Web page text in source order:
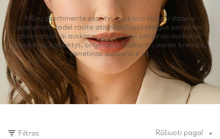
Mūsų asortimente esantys auskarai skiriasi dizaino
ypatumais, todėl rasite atitinkančių skirtingus poreikius:
minimalistiniai auskarai, prabangūs proginiai auskarai,
klasikiniai, kabantys, originalūs, auskarai į ausies kremzlę,
vienetiniai auskarai ir kt.
Filtras Rūšiuoti pagal